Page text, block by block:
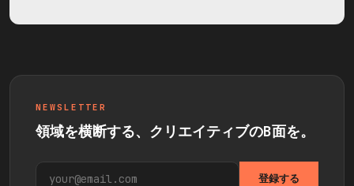
NEWSLETTER
領域を横断する、クリエイティブのB面を。
登録する